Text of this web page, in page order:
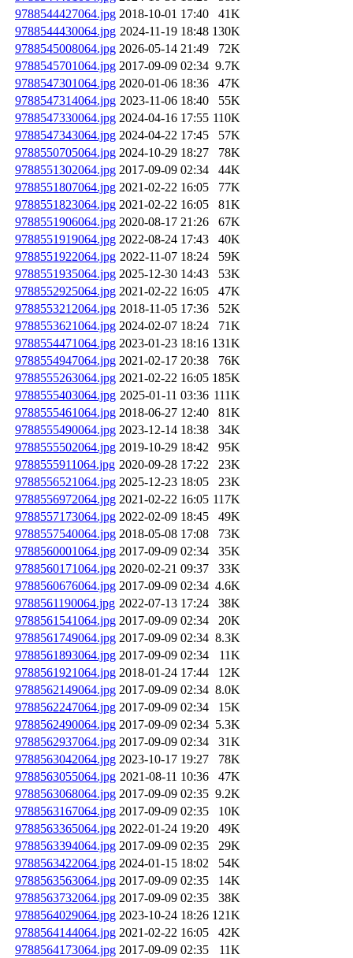
9788544427064.jpg 2018-10-01 17:40
41K
9788544430064.jpg 2024-11-19 18:48 130K
9788545008064.jpg 2026-05-14 21:49
72K
9788545701064.jpg 2017-09-09 02:34 9.7K
9788547301064.jpg 2020-01-06 18:36
47K
9788547314064.jpg 2023-11-06 18:40
55K
9788547330064.jpg 2024-04-16 17:55 110K
9788547343064.jpg 2024-04-22 17:45
57K
9788550705064.jpg 2024-10-29 18:27
78K
9788551302064.jpg 2017-09-09 02:34
44K
9788551807064.jpg 2021-02-22 16:05
77K
9788551823064.jpg 2021-02-22 16:05
81K
9788551906064.jpg 2020-08-17 21:26
67K
9788551919064.jpg 2022-08-24 17:43
40K
9788551922064.jpg 2022-11-07 18:24
59K
9788551935064.jpg 2025-12-30 14:43
53K
9788552925064.jpg 2021-02-22 16:05
47K
9788553212064.jpg 2018-11-05 17:36
52K
9788553621064.jpg 2024-02-07 18:24
71K
9788554471064.jpg 2023-01-23 18:16 131K
9788554947064.jpg 2021-02-17 20:38
76K
9788555263064.jpg 2021-02-22 16:05 185K
9788555403064.jpg 2025-01-11 03:36 111K
9788555461064.jpg 2018-06-27 12:40
81K
9788555490064.jpg 2023-12-14 18:38
34K
9788555502064.jpg 2019-10-29 18:42
95K
9788555911064.jpg 2020-09-28 17:22
23K
9788556521064.jpg 2025-12-23 18:05
23K
9788556972064.jpg 2021-02-22 16:05 117K
9788557173064.jpg 2022-02-09 18:45
49K
9788557540064.jpg 2018-05-08 17:08
73K
9788560001064.jpg 2017-09-09 02:34
35K
9788560171064.jpg 2020-02-21 09:37
33K
9788560676064.jpg 2017-09-09 02:34 4.6K
9788561190064.jpg 2022-07-13 17:24
38K
9788561541064.jpg 2017-09-09 02:34
20K
9788561749064.jpg 2017-09-09 02:34 8.3K
9788561893064.jpg 2017-09-09 02:34
11K
9788561921064.jpg 2018-01-24 17:44
12K
9788562149064.jpg 2017-09-09 02:34 8.0K
9788562247064.jpg 2017-09-09 02:34
15K
9788562490064.jpg 2017-09-09 02:34 5.3K
9788562937064.jpg 2017-09-09 02:34
31K
9788563042064.jpg 2023-10-17 19:27
78K
9788563055064.jpg 2021-08-11 10:36
47K
9788563068064.jpg 2017-09-09 02:35 9.2K
9788563167064.jpg 2017-09-09 02:35
10K
9788563365064.jpg 2022-01-24 19:20
49K
9788563394064.jpg 2017-09-09 02:35
29K
9788563422064.jpg 2024-01-15 18:02
54K
9788563563064.jpg 2017-09-09 02:35
14K
9788563732064.jpg 2017-09-09 02:35
38K
9788564029064.jpg 2023-10-24 18:26 121K
9788564144064.jpg 2021-02-22 16:05
42K
9788564173064.jpg 2017-09-09 02:35
11K